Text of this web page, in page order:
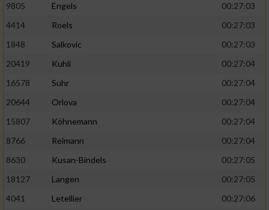
9805
Engels
00:27:03
4414
Roels
00:27:03
1848
Salkovic
00:27:03
20419
Kuhli
00:27:04
16578
Suhr
00:27:04
20644
Orlova
00:27:04
15807
Köhnemann
00:27:04
8766
Reimann
00:27:04
8630
Kusan-Bindels
00:27:05
18127
Langen
00:27:05
4041
Letellier
00:27:06